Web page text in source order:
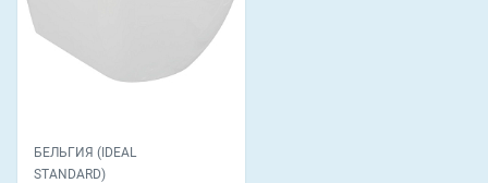
БЕЛЬГИЯ (IDEAL
STANDARD)